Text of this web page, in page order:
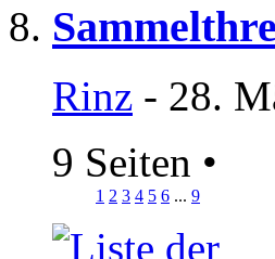
Rinz - 28.
9 Seiten •
1 2 3 4 5 6 ... 9